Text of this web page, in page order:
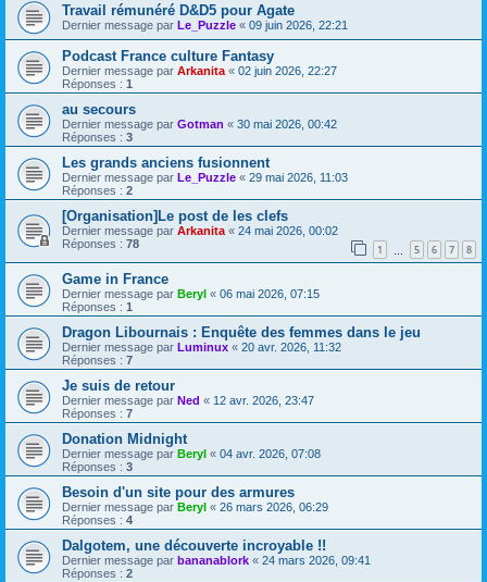
Travail rémunéré D&D5 pour Agate
Dernier message par Le_Puzzle « 09 juin 2026, 22:21
Podcast France culture Fantasy
Dernier message par Arkanita « 02 juin 2026, 22:27
Réponses : 1
au secours
Dernier message par Gotman « 30 mai 2026, 00:42
Réponses : 3
Les grands anciens fusionnent
Dernier message par Le_Puzzle « 29 mai 2026, 11:03
Réponses : 2
[Organisation]Le post de les clefs
Dernier message par Arkanita « 24 mai 2026, 00:02
Réponses : 78 1 5 6 7 8
Game in France
Dernier message par Beryl « 06 mai 2026, 07:15
Réponses : 1
Dragon Libournais : Enquête des femmes dans le jeu
Dernier message par Luminux « 20 avr. 2026, 11:32
Réponses : 7
Je suis de retour
Dernier message par Ned « 12 avr. 2026, 23:47
Réponses : 7
Donation Midnight
Dernier message par Beryl « 04 avr. 2026, 07:08
Réponses : 3
Besoin d'un site pour des armures
Dernier message par Beryl « 26 mars 2026, 06:29
Réponses : 4
Dalgotem, une découverte incroyable !!
Dernier message par bananablork « 24 mars 2026, 09:41
Réponses : 2